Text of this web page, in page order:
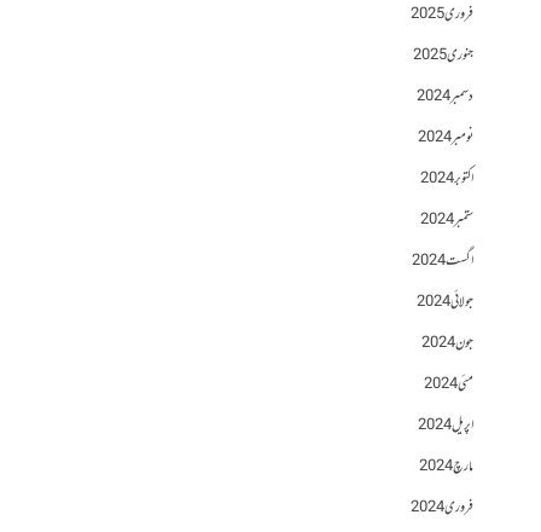
فروری 2025
جنوری 2025
دسمبر 2024
نومبر 2024
اکتوبر 2024
ستمبر 2024
اگست 2024
جولائی 2024
جون 2024
مئی 2024
اپریل 2024
مارچ 2024
فروری 2024